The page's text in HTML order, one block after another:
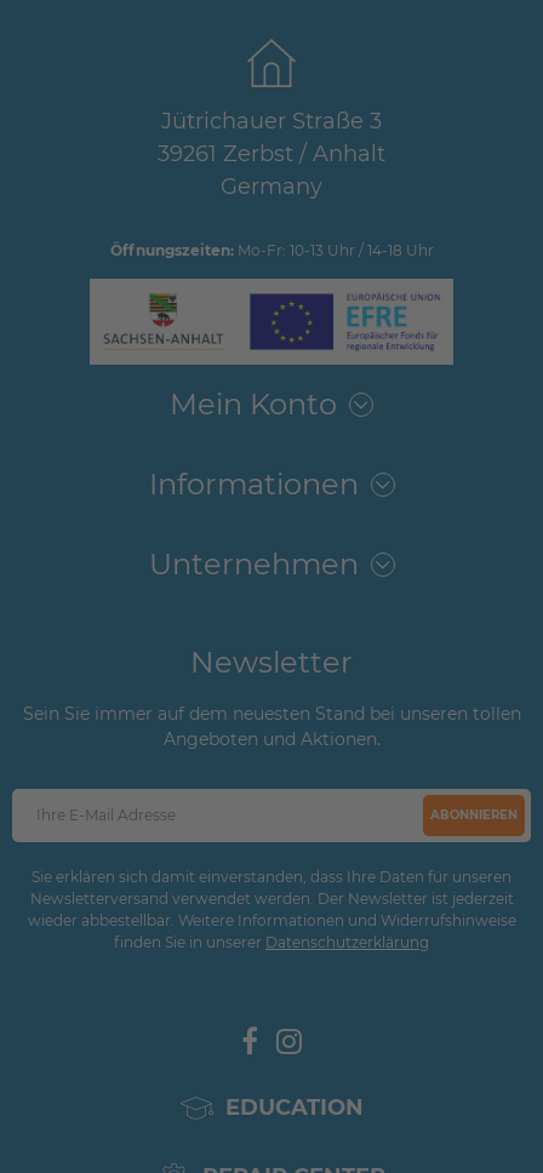
Jütrichauer Straße 3
39261 Zerbst / Anhalt
Germany
Öffnungszeiten:Mo-Fr: 10-13 Uhr / 14-18 Uhr
Mein Konto
Informationen
Unternehmen
Newsletter
Sein Sie immer auf dem neuesten Stand bei unseren tollen
Angeboten und Aktionen.
ABONNIEREN
Sie erklären sich damit einverstanden, dass Ihre Daten für unseren
Newsletterversand verwendet werden. Der Newsletter ist jederzeit
wieder abbestellbar. Weitere Informationen und Widerrufshinweise
finden Sie in unserer Daten­schutz­erklärung
EDUCATION